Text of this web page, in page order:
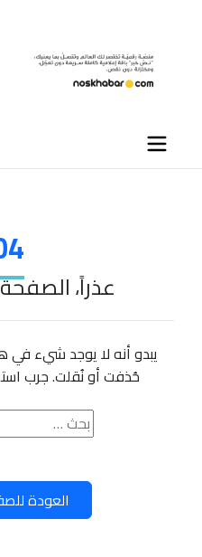
عذراً،
يبدو أنه لا يوجد شيء في
حُذفت أو نُقلت. جرب
البحث
عن:
العودة